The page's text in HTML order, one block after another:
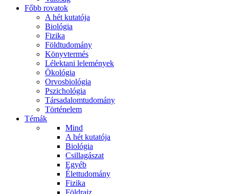
Főbb rovatok
A hét kutatója
Biológia
Fizika
Földtudomány
Könyvtermés
Lélektani lelemények
Ökológia
Orvosbiológia
Pszichológia
Társadalomtudomány
Történelem
Témák
Mind
A hét kutatója
Biológia
Csillagászat
Egyéb
Élettudomány
Fizika
Földrajz